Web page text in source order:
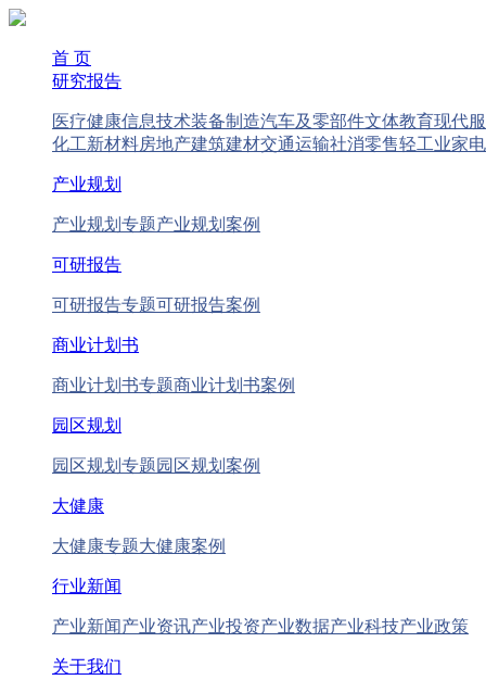
首 页
研究报告
医疗健康信息技术装备制造汽车及零部件文体教育现代
化工新材料房地产建筑建材交通运输社消零售轻工业家
产业规划
产业规划专题产业规划案例
可研报告
可研报告专题可研报告案例
商业计划书
商业计划书专题商业计划书案例
园区规划
园区规划专题园区规划案例
大健康
大健康专题大健康案例
行业新闻
产业新闻产业资讯产业投资产业数据产业科技产业政策
关于我们